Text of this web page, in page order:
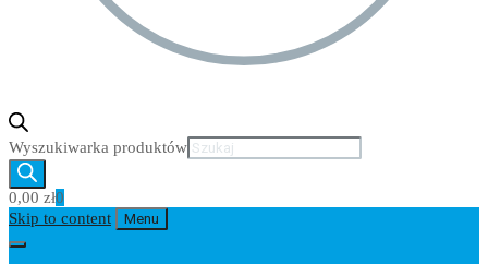
Wyszukiwarka produktów
0,00 zł0
Skip to content
Menu